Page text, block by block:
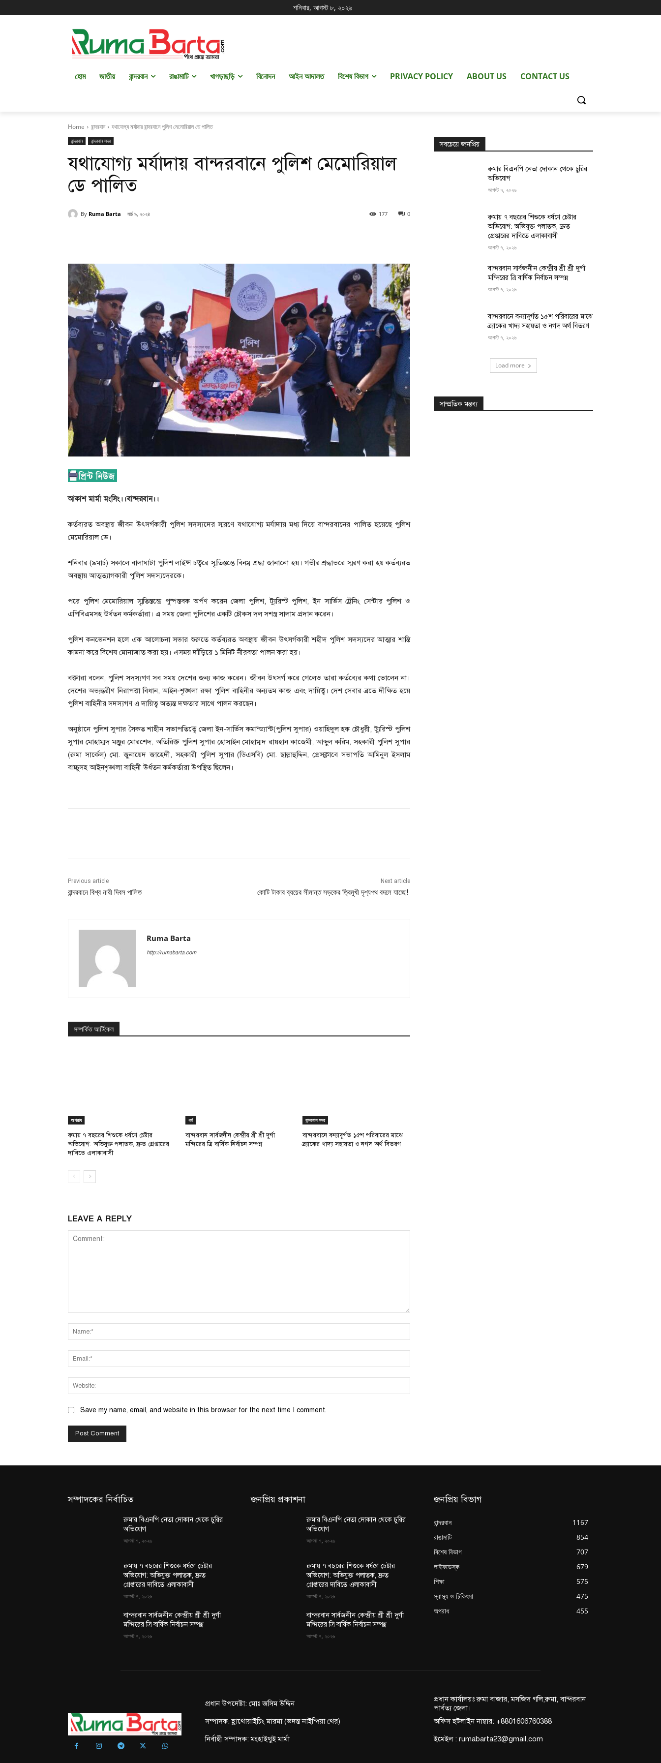
শনিবার, আগস্ট ৮, ২০২৬
হোম জাতীয় বান্দরবান রাঙামাটি খাগড়াছড়ি বিনোদন আইন আদালত বিশেষ বিভাগ PRIVACY POLICY ABOUT US CONTACT US
Home বান্দরবান যথাযোগ্য মর্যাদায় বান্দরবানে পুলিশ মেমোরিয়াল ডে পালিত
বান্দরবান বান্দরবান সদর
যথাযোগ্য মর্যাদায় বান্দরবানে পুলিশ মেমোরিয়াল
ডে পালিত
By Ruma Barta মার্চ ৯, ২০২৪ 0
177
আকাশ মার্মা মংসিং।।বান্দরবান।।
কর্তব্যরত অবস্থায় জীবন উৎসর্গকারী পুলিশ সদস্যদের স্মরণে যথাযোগ্য মর্যাদায় মধ্য দিয়ে বান্দরবানের পালিত হয়েছে পুলিশ
মেমোরিয়াল ডে।
শনিবার (৯মার্চ) সকালে বালাঘাটা পুলিশ লাইন্স চত্বরে স্মৃতিস্তম্ভে বিনম্র শ্রদ্ধা জানানো হয়। গভীর শ্রদ্ধাভরে স্মরণ করা হয় কর্তব্যরত
অবস্থায় আত্মত্যাগকারী পুলিশ সদস্যদেরকে।
পরে পুলিশ মেমোরিয়াল স্মৃতিস্তম্ভে পুষ্পস্তবক অর্পণ করেন জেলা পুলিশ, ট্যুরিস্ট পুলিশ, ইন সার্ভিস ট্রেনিং সেন্টার পুলিশ ও
এপিবিএমসহ উর্ধতন কর্মকর্তারা। এ সময় জেলা পুলিশের একটি চৌকস দল সশস্ত্র সালাম প্রদান করেন।
পুলিশ কনভেনশন হলে এক আলোচনা সভার শুরুতে কর্তব্যরত অবস্থায় জীবন উৎসর্গকারী শহীদ পুলিশ সদস্যদের আত্মার শান্তি
কামনা করে বিশেষ মোনাজাত করা হয়। এসময় দাঁড়িয়ে ১ মিনিট নীরবতা পালন করা হয়।
বক্তারা বলেন, পুলিশ সদস্যগণ সব সময় দেশের জন্য কাজ করেন। জীবন উৎসর্গ করে গেলেও তারা কর্তব্যের কথা ভোলেন না।
দেশের অভ্যন্তরীণ নিরাপত্তা বিধান, আইন-শৃঙ্খলা রক্ষা পুলিশ বাহিনীর অন্যতম কাজ এবং দায়িত্ব। দেশ সেবার ব্রতে দীক্ষিত হয়ে
পুলিশ বাহিনীর সদস্যগণ এ দায়িত্ব অত্যন্ত দক্ষতার সাথে পালন করছেন।
অনুষ্ঠানে পুলিশ সুপার সৈকত শাহীন সভাপতিত্বে জেলা ইন-সার্ভিস কমান্ড্যান্ট(পুলিশ সুপার) ওয়াহিদুল হক চৌধুরী, ট্যুরিস্ট পুলিশ
সুপার মোহাম্মদ মঞ্জুর মোরশেদ, অতিরিক্ত পুলিশ সুপার হোসাইন মোহাম্মদ রায়হান কাজেমী, আব্দুল করিম, সহকারী পুলিশ সুপার
(রুমা সার্কেল) মো. জুনায়েদ জাহেদী, সহকারী পুলিশ সুপার (ডিএসবি) মো. ছাল্লাহুদ্দিন, প্রেসক্লাবে সভাপতি আমিনুল ইসলাম
বাচ্চুসহ আইনশৃঙ্খলা বাহিনী উর্ধতন কর্মকর্তারা উপস্থিত ছিলেন।
Previous article
বান্দরবানে বিশ্ব নারী দিবস পালিত
Next article
কোটি টাকার ব্যয়ের সীমান্ত সড়কের ত্রিমুখী দৃশ্যপথ বদলে যাচ্ছে!
Ruma Barta
http://rumabarta.com
সম্পর্কিত আর্টিকেল
অপরাধ
রুমায় ৭ বছরের শিশুকে ধর্ষণে চেষ্টার
অভিযোগ: অভিযুক্ত পলাতক, দ্রুত গ্রেপ্তারের
দাবিতে এলাকাবাসী
ধর্ম
বান্দরবান সার্বজনীন কেন্দ্রীয় শ্রী শ্রী দুর্গা
মন্দিরের ত্রি বার্ষিক নির্বাচন সম্পন্ন
বান্দরবান সদর
বান্দরবানে বন্যাদুর্গত ১৫শ পরিবারের মাঝে
ব্র্যাকের খাদ্য সহায়তা ও নগদ অর্থ বিতরণ
LEAVE A REPLY
Save my name, email, and website in this browser for the next time I comment.
সবচেয়ে জনপ্রিয়
রুমার বিএনপি নেতা দোকান থেকে চুরির
অভিযোগ
আগস্ট ৭, ২০২৬
রুমায় ৭ বছরের শিশুকে ধর্ষণে চেষ্টার
অভিযোগ: অভিযুক্ত পলাতক, দ্রুত
গ্রেপ্তারের দাবিতে এলাকাবাসী
আগস্ট ৭, ২০২৬
বান্দরবান সার্বজনীন কেন্দ্রীয় শ্রী শ্রী দুর্গা
মন্দিরের ত্রি বার্ষিক নির্বাচন সম্পন্ন
আগস্ট ৭, ২০২৬
বান্দরবানে বন্যাদুর্গত ১৫শ পরিবারের মাঝে
ব্র্যাকের খাদ্য সহায়তা ও নগদ অর্থ বিতরণ
আগস্ট ৭, ২০২৬
Load more
সাম্প্রতিক মন্তব্য
সম্পাদকের নির্বাচিত
রুমার বিএনপি নেতা দোকান থেকে চুরির
অভিযোগ
আগস্ট ৭, ২০২৬
রুমায় ৭ বছরের শিশুকে ধর্ষণে চেষ্টার
অভিযোগ: অভিযুক্ত পলাতক, দ্রুত
গ্রেপ্তারের দাবিতে এলাকাবাসী
আগস্ট ৭, ২০২৬
বান্দরবান সার্বজনীন কেন্দ্রীয় শ্রী শ্রী দুর্গা
মন্দিরের ত্রি বার্ষিক নির্বাচন সম্পন্ন
আগস্ট ৭, ২০২৬
জনপ্রিয় প্রকাশনা
রুমার বিএনপি নেতা দোকান থেকে চুরির
অভিযোগ
আগস্ট ৭, ২০২৬
রুমায় ৭ বছরের শিশুকে ধর্ষণে চেষ্টার
অভিযোগ: অভিযুক্ত পলাতক, দ্রুত
গ্রেপ্তারের দাবিতে এলাকাবাসী
আগস্ট ৭, ২০২৬
বান্দরবান সার্বজনীন কেন্দ্রীয় শ্রী শ্রী দুর্গা
মন্দিরের ত্রি বার্ষিক নির্বাচন সম্পন্ন
আগস্ট ৭, ২০২৬
জনপ্রিয় বিভাগ
বান্দরবান
1167
রাঙামাটি
854
বিশেষ বিভাগ
707
লাইফডেস্ক
679
শিক্ষা
575
স্বাস্থ্য ও চিকিৎসা
475
অপরাধ
455
প্রধান উপদেষ্টা: মোঃ জসিম উদ্দিন
সম্পাদক: হ্লাথোয়াইচিং মারমা (ভদন্ত নাইন্দিয়া থের)
নির্বাহী সম্পাদক: মংহাইথুই মার্মা
প্রধান কার্যালয়ঃ রুমা বাজার, মসজিদ গলি,রুমা, বান্দরবান
পার্বত্য জেলা।
অফিস হটলাইন নাম্বার: +8801606760388
ইমেইল : rumabarta23@gmail.com